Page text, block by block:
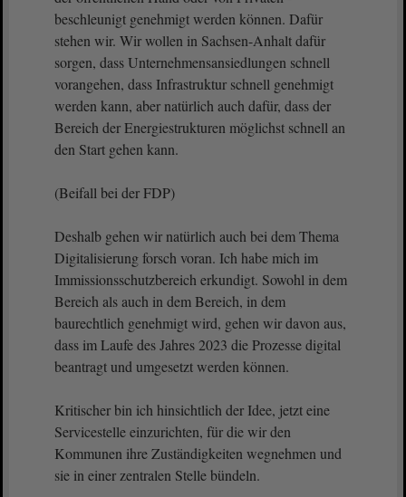
beschleunigt genehmigt werden können. Dafür
stehen wir. Wir wollen in Sachsen-Anhalt dafür
sorgen, dass Unternehmensansiedlungen schnell
vorangehen, dass Infrastruktur schnell genehmigt
werden kann, aber natürlich auch dafür, dass der
Bereich der Energiestrukturen möglichst schnell an
den Start gehen kann.
(Beifall bei der FDP)
Deshalb gehen wir natürlich auch bei dem Thema
Digitalisierung forsch voran. Ich habe mich im
Immissionsschutzbereich erkundigt. Sowohl in dem
Bereich als auch in dem Bereich, in dem
baurechtlich genehmigt wird, gehen wir davon aus,
dass im Laufe des Jahres 2023 die Prozesse digital
beantragt und umgesetzt werden können.
Kritischer bin ich hinsichtlich der Idee, jetzt eine
Servicestelle einzurichten, für die wir den
Kommunen ihre Zuständigkeiten wegnehmen und
sie in einer zentralen Stelle bündeln.